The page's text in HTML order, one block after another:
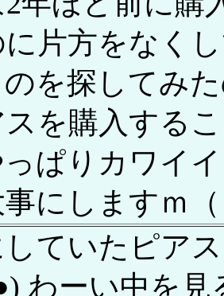
片方をなく
のを探してみ
を購入する
ぱりカワイ
事にします
ていたピア
ーい中を見